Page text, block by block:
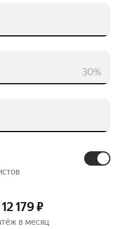
30%
179 ₽
в месяц